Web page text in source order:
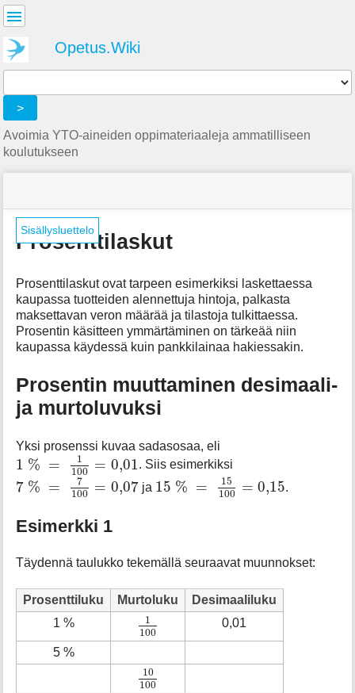
Opetus.Wiki
>
Avoimia YTO-aineiden oppimateriaaleja ammatilliseen
koulutukseen
status
indicator
täällä:
»
Matematiikka
»
Sivutyökalut
m
t
a
d
a
t
o
r
t
i
s
p
a
e
Sisällysluettelo
Prosenttilaskut
Prosenttilaskut ovat tarpeen esimerkiksi laskettaessa
kaupassa tuotteiden alennettuja hintoja, palkasta
maksettavan veron määrää ja tilastoja tulkittaessa.
Prosentin käsitteen ymmärtäminen on tärkeää niin
kaupassa käydessä kuin pankkilainaa hakiessakin.
Prosentin muuttaminen desimaali-
ja murtoluvuksi
Yksi prosenssi kuvaa sadasosaa, eli
1 % =
1
100 = 0,01
1 % = 1100= 0,01
. Siis esimerkiksi
7 % =
7
100 = 0,07
% 100 07
ja 15 % =
15
100 = 0,15
15 % 15100 15
.
Esimerkki 1
Täydennä taulukko tekemällä seuraavat muunnokset:
Prosenttiluku Murtoluku
Desimaaliluku
1 %
1
100
1100 0,01
5 %
10
100
10100